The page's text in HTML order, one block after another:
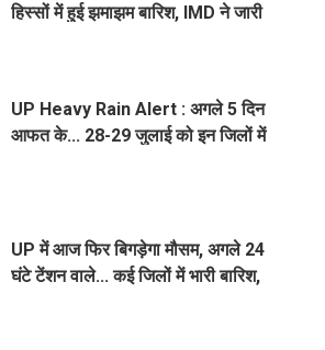
हिस्सों में हुई झमाझम बारिश, IMD ने जारी
UP Heavy Rain Alert : अगले 5 दिन
आफत के... 28-29 जुलाई को इन जिलों में
UP में आज फिर बिगड़ेगा मौसम, अगले 24
घंटे टेंशन वाले... कई जिलों में भारी बारिश,